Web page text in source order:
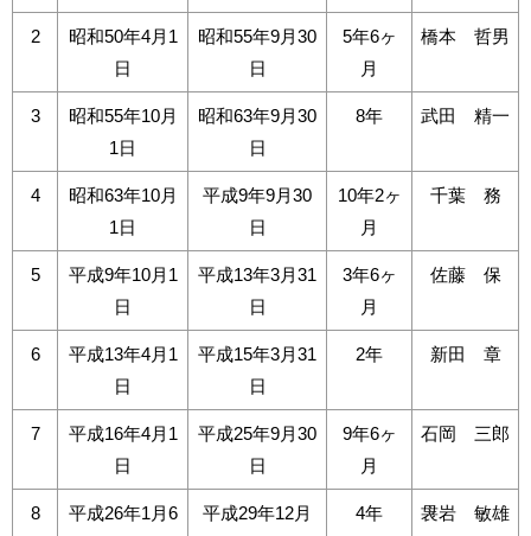
2
昭和50年4月1
日
昭和55年9月30
日
5年6ヶ
月
橋本 哲男
3
昭和55年10月
1日
昭和63年9月30
日
8年 武田 精一
4
昭和63年10月
1日
平成9年9月30
日
10年2ヶ
月
千葉 務
5
平成9年10月1
日
平成13年3月31
日
3年6ヶ
月
佐藤 保
6
平成13年4月1
日
平成15年3月31
日
2年 新田 章
7
平成16年4月1
日
平成25年9月30
日
9年6ヶ
月
石岡 三郎
8
平成26年1月6
平成29年12月
4年 袰岩 敏雄